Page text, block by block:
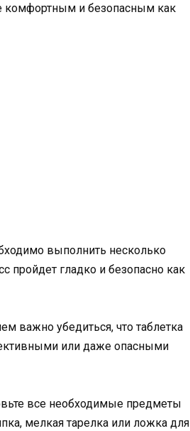
комфортным и безопасным как
выполнить несколько
пройдет гладко и безопасно как
важно убедиться, что таблетка
или даже опасными
все необходимые предметы
мелкая тарелка или ложка для